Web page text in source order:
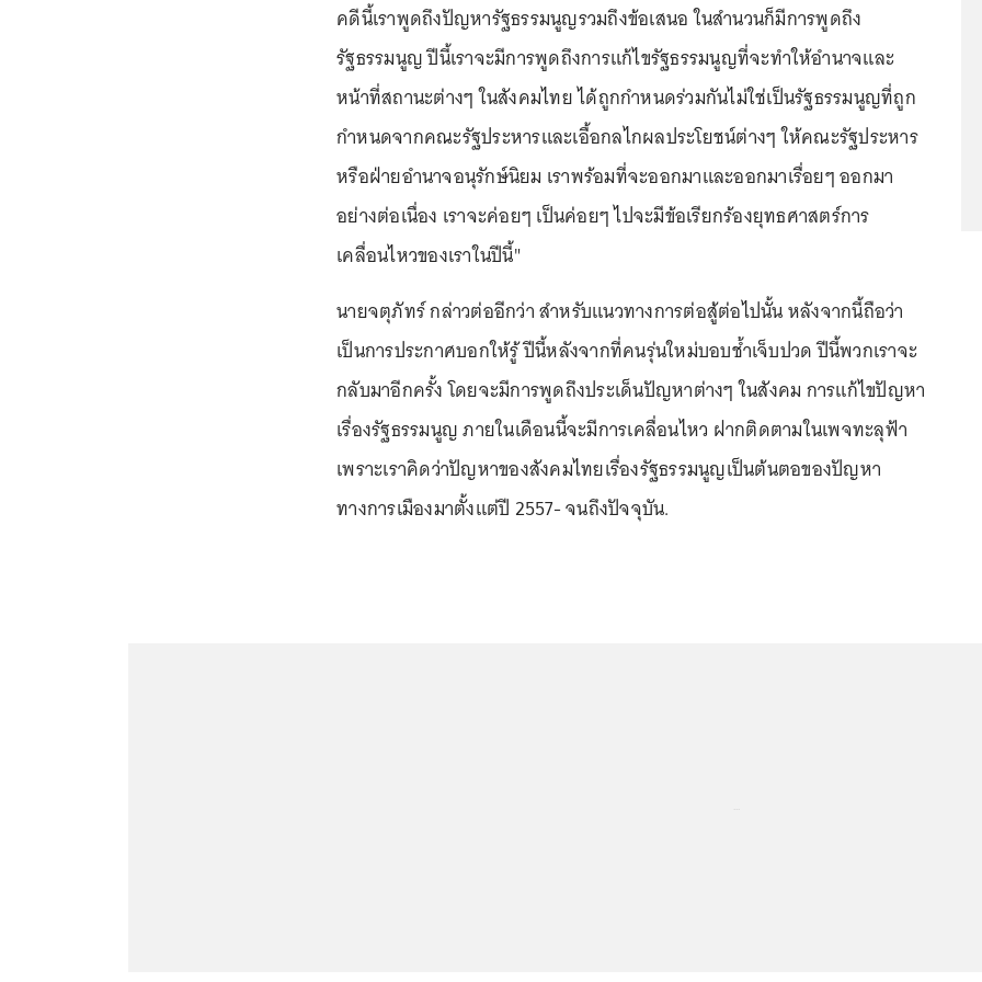
คดีนี้เราพูดถึงปัญหารัฐธรรมนูญรวมถึงข้อเสนอ ในสำนวนก็มีการพูดถึง
รัฐธรรมนูญ ปีนี้เราจะมีการพูดถึงการแก้ไขรัฐธรรมนูญที่จะทำให้อำนาจและ
หน้าที่สถานะต่างๆ ในสังคมไทย ได้ถูกกำหนดร่วมกันไม่ใช่เป็นรัฐธรรมนูญที่ถูก
กำหนดจากคณะรัฐประหารและเอื้อกลไกผลประโยชน์ต่างๆ ให้คณะรัฐประหาร
หรือฝ่ายอำนาจอนุรักษ์นิยม เราพร้อมที่จะออกมาและออกมาเรื่อยๆ ออกมา
อย่างต่อเนื่อง เราจะค่อยๆ เป็นค่อยๆ ไปจะมีข้อเรียกร้องยุทธศาสตร์การ
เคลื่อนไหวของเราในปีนี้"
นายจตุภัทร์ กล่าวต่ออีกว่า สำหรับแนวทางการต่อสู้ต่อไปนั้น หลังจากนี้ถือว่า
เป็นการประกาศบอกให้รู้ ปีนี้หลังจากที่คนรุ่นใหม่บอบช้ำเจ็บปวด ปีนี้พวกเราจะ
กลับมาอีกครั้ง โดยจะมีการพูดถึงประเด็นปัญหาต่างๆ ในสังคม การแก้ไขปัญหา
เรื่องรัฐธรรมนูญ ภายในเดือนนี้จะมีการเคลื่อนไหว ฝากติดตามในเพจทะลุฟ้า
เพราะเราคิดว่าปัญหาของสังคมไทยเรื่องรัฐธรรมนูญเป็นต้นตอของปัญหา
ทางการเมืองมาตั้งแต่ปี 2557- จนถึงปัจจุบัน.